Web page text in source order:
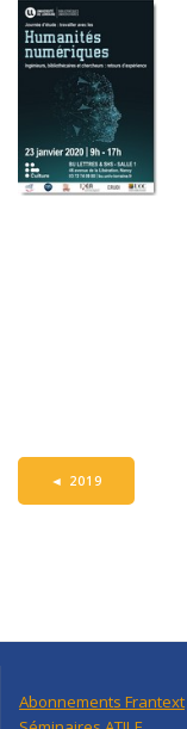
◄ 2019
Abonnements Frantext